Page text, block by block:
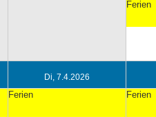
Ferien
Di, 7.4.2026
Ferien Ferien